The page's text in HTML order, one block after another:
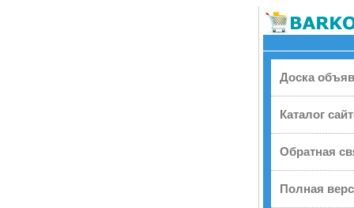
Доска
Каталог
Обратная
Полная